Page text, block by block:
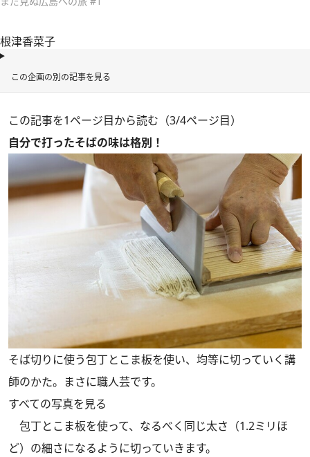
根津香菜子
この企画の別の記事を見る
この記事を1ページ目から読む（3/4ページ目）
自分で打ったそばの味は格別！
そば切りに使う包丁とこま板を使い、均等に切っていく講
師のかた。まさに職人芸です。
すべての写真を見る
包丁とこま板を使って、なるべく同じ太さ（1.2ミリほ
ど）の細さになるように切っていきます。